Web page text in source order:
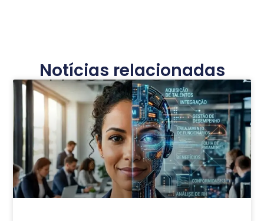
Notícias relacionadas